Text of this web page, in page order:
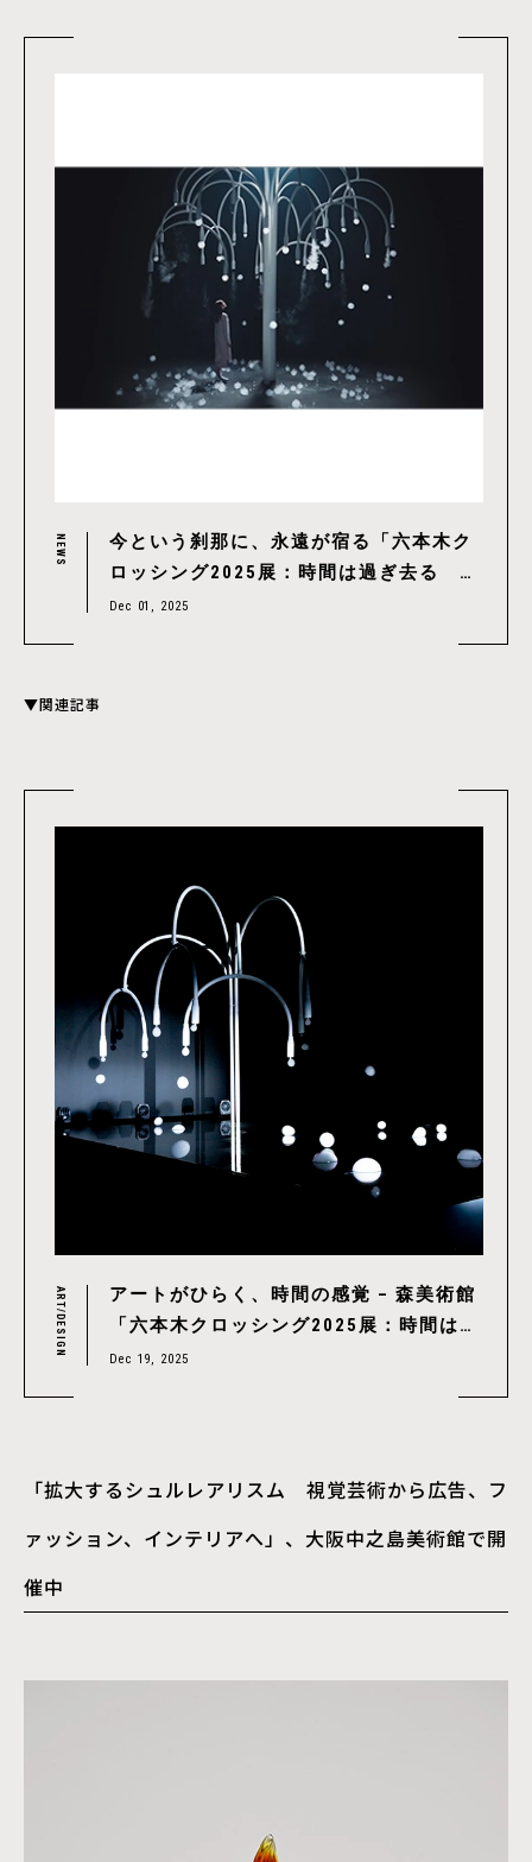
NEWS
今という刹那に、永遠が宿る「六本木ク
ロッシング2025展：時間は過ぎ去る わ
たしたちは永遠」が12/3（水）より森美
Dec 01, 2025
▼関連記事
ART/DESIGN
アートがひらく、時間の感覚 – 森美術館
「六本木クロッシング2025展：時間は過
ぎ去る わたしたちは永遠」レポート
Dec 19, 2025
「拡大するシュルレアリスム 視覚芸術から広告、フ
ァッション、インテリアへ」、大阪中之島美術館で開
催中